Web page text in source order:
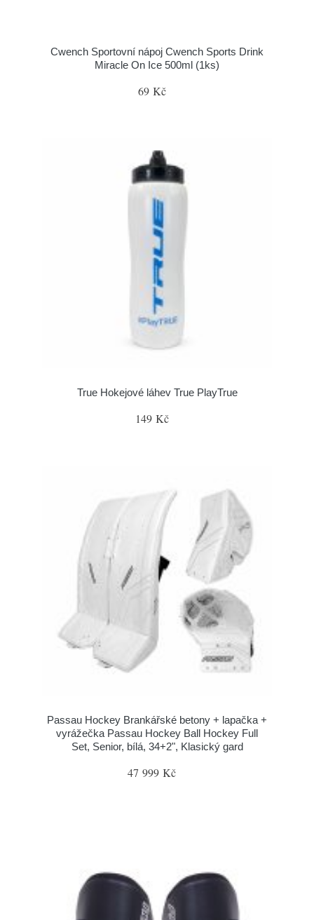
Cwench Sportovní nápoj Cwench Sports Drink
Miracle On Ice 500ml (1ks)
69 Kč
True Hokejové láhev True PlayTrue
149 Kč
Passau Hockey Brankářské betony + lapačka +
vyrážečka Passau Hockey Ball Hockey Full
Set, Senior, bílá, 34+2", Klasický gard
47 999 Kč